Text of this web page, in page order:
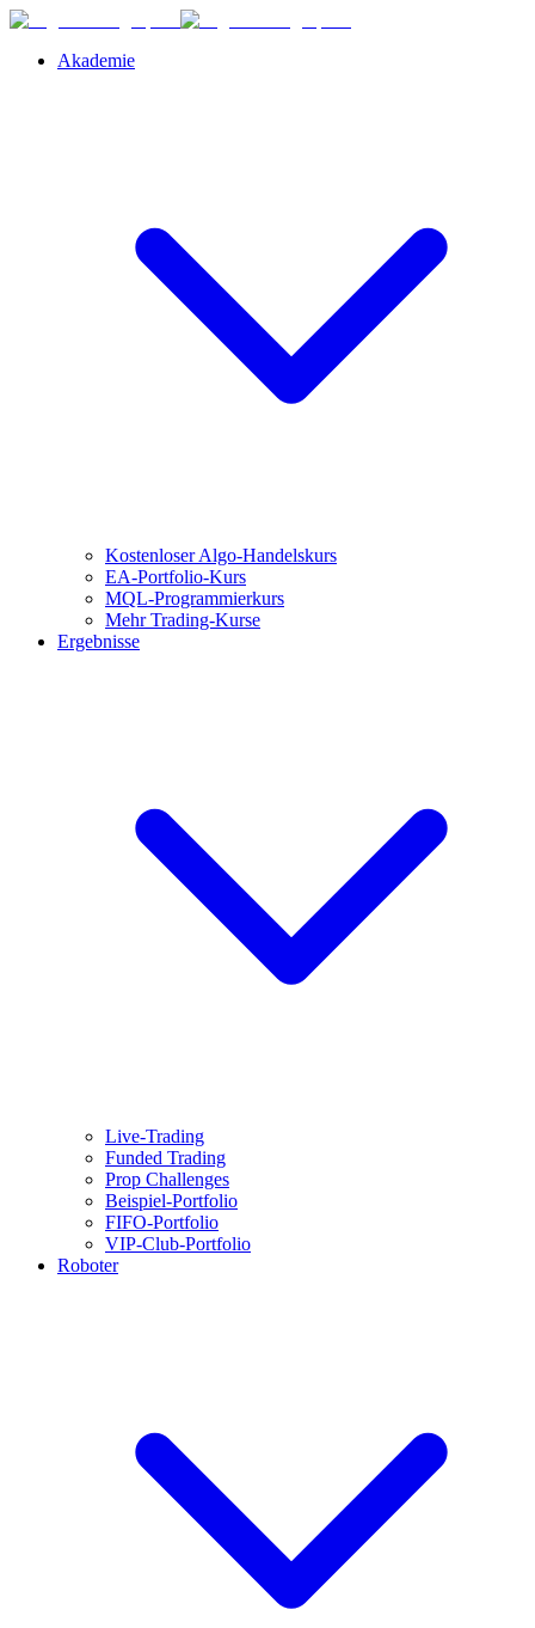
Akademie
Kostenloser Algo-Handelskurs
EA-Portfolio-Kurs
MQL-Programmierkurs
Mehr Trading-Kurse
Ergebnisse
Live-Trading
Funded Trading
Prop Challenges
Beispiel-Portfolio
FIFO-Portfolio
VIP-Club-Portfolio
Roboter